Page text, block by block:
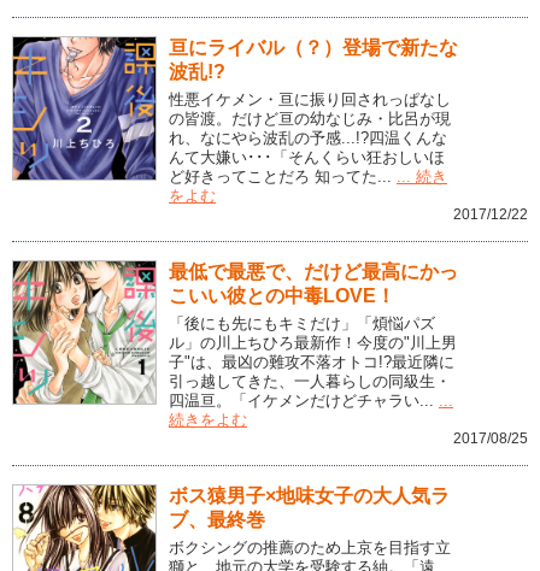
亘にライバル（？）登場で新たな
波乱!?
性悪イケメン・亘に振り回されっぱなし
の皆渡。だけど亘の幼なじみ・比呂が現
れ、なにやら波乱の予感...!?四温くんな
んて大嫌い･･･「そんくらい狂おしいほ
ど好きってことだろ 知ってた...
... 続き
をよむ
2017/12/22
最低で最悪で、だけど最高にかっ
こいい彼との中毒LOVE！
「後にも先にもキミだけ」「煩悩パズ
ル」の川上ちひろ最新作！今度の"川上男
子"は、最凶の難攻不落オトコ!?最近隣に
引っ越してきた、一人暮らしの同級生・
四温亘。「イケメンだけどチャラい...
続きをよむ
2017/08/25
ボス猿男子×地味女子の大人気ラ
ブ、最終巻
ボクシングの推薦のため上京を目指す立
獅と、地元の大学を受験する紬。「遠